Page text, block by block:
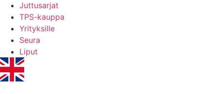
Juttusarjat
TPS-kauppa
Yrityksille
Seura
Liput